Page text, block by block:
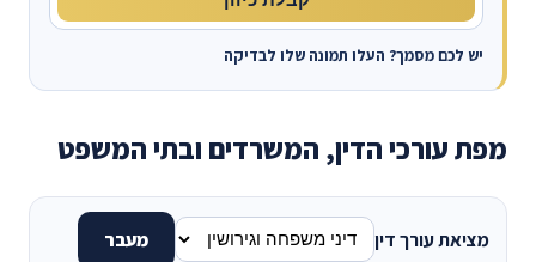
יש לכם מסמך? העלו תמונה שלו לבדיקה
מפת עורכי הדין, המשרדים ובתי המשפט
מציאת עורך דין מעבר